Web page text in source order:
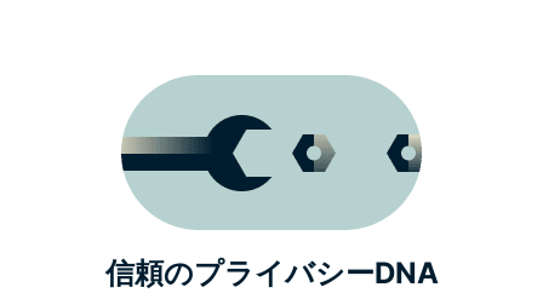
信頼のプライバシーDNA